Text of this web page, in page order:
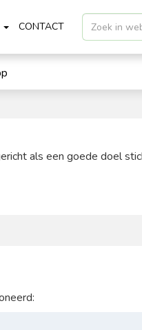
CONTACT
als een goede doel